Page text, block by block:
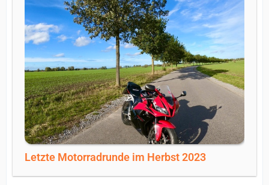
Letzte Motorradrunde im Herbst 2023